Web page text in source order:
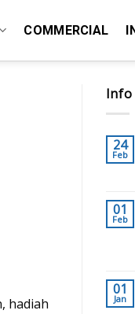
COMMERCIAL
hadiah
24
Feb
01
Feb
01
Jan